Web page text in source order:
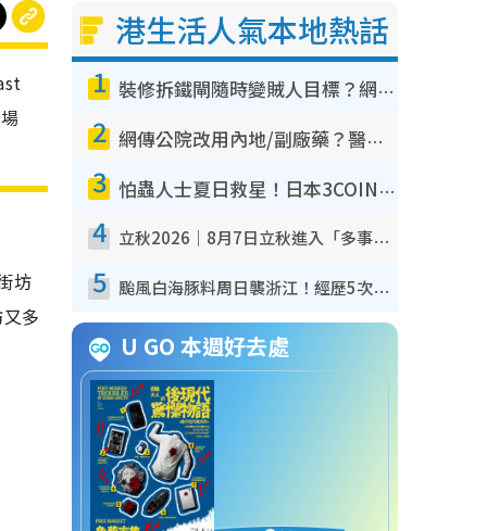
坊
多
港生活人氣本地熱話
1 裝修拆鐵閘隨時變賊人目標？網民揭2大關鍵用途：裝新式等於白裝？附新舊鐵閘分別
2 網傳公院改用內地/副廠藥？醫生拆解正副廠分別 揭4類人換藥隨時出事
3 怕蟲人士夏日救星！日本3COINS爆紅驅蟲神器$45起 1招「全程免觸碰」輕鬆搞定小強
4 立秋2026｜8月7日立秋進入「多事之秋」 3件事唔做得！專家教6招開運 清枱頭／銀包納氣接好運
5 颱風白海豚料周日襲浙江！經歷5次「眼牆置換」極罕見 成登陸內地最長途颱風
U GO 本週好去處